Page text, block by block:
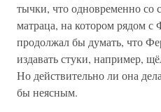
тычки, что одновременно со
матраца, на котором рядом с
продолжал бы думать, что
издавать стуки, например,
Но действительно ли она
бы неясным.